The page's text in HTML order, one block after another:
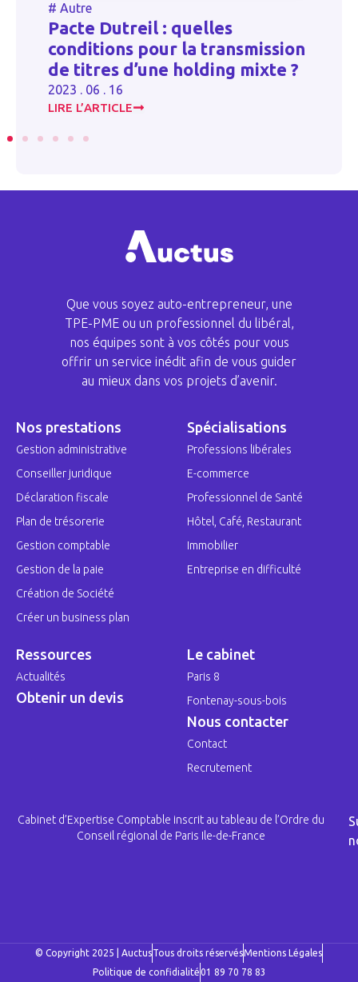
Modification d’un testament
2023 . 06 . 16
LIRE L’ARTICLE
Que vous soyez auto-entrepreneur, une
TPE-PME ou un professionnel du libéral,
nos équipes sont à vos côtés pour vous
offrir un service inédit afin de vous guider
au mieux dans vos projets d’avenir.
Nos prestations
Gestion administrative
Conseiller juridique
Déclaration fiscale
Plan de trésorerie
Gestion comptable
Gestion de la paie
Création de Société
Créer un business plan
Spécialisations
Professions libérales
E-commerce
Professionnel de Santé
Hôtel, Café, Restaurant
Immobilier
Entreprise en difficulté
Ressources
Actualités
Obtenir un devis
Le cabinet
Paris 8
Fontenay-sous-bois
Nous contacter
Contact
Recrutement
Cabinet d’Expertise Comptable inscrit au tableau de l’Ordre du
Conseil régional de Paris Ile-de-France
© Copyright 2025 | AuctusTous droits réservésMentions Légales
Politique de confidialité01 89 70 78 83